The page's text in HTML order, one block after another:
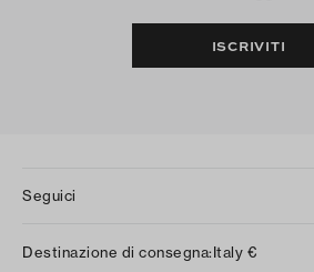
ISCRIVITI
Seguici
Destinazione di consegna:Italy €